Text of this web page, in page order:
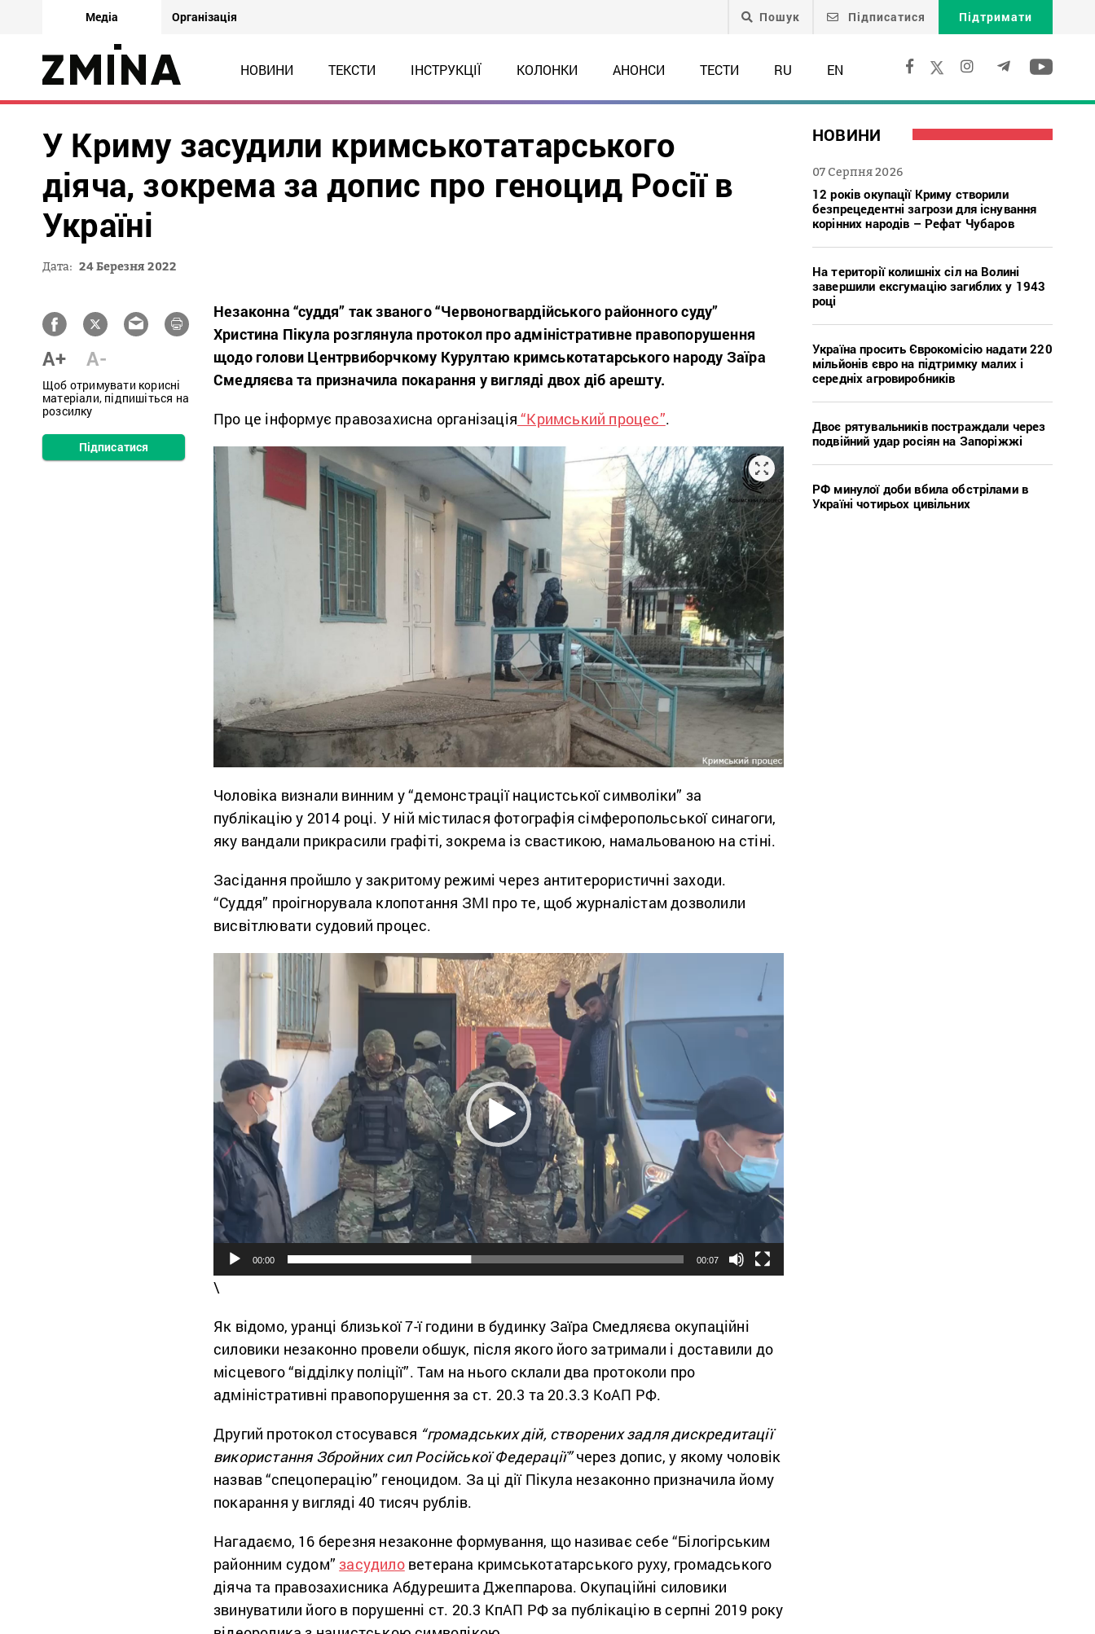
Медіа Організація Пошук Підписатися Підтримати
НОВИНИ ТЕКСТИ ІНСТРУКЦІЇ КОЛОНКИ АНОНСИ ТЕСТИ RU EN
У Криму засудили кримськотатарського
діяча, зокрема за допис про геноцид Росії в
Україні
Дата: 24 Березня 2022
A+ A-
Щоб отримувати корисні
матеріали, підпишіться на
розсилку
Підписатися
Незаконна “суддя” так званого “Червоногвардійського районного суду”
Христина Пікула розглянула протокол про адміністративне правопорушення
щодо голови Центрвиборчкому Курултаю кримськотатарського народу Заїра
Смедляєва та призначила покарання у вигляді двох діб арешту.
Про це інформує правозахисна організація “Кримський процес”.
Чоловіка визнали винним у “демонстрації нацистської символіки” за
публікацію у 2014 році. У ній містилася фотографія сімферопольської синагоги,
яку вандали прикрасили графіті, зокрема із свастикою, намальованою на стіні.
Засідання пройшло у закритому режимі через антитерористичні заходи.
“Суддя” проігнорувала клопотання ЗМІ про те, щоб журналістам дозволили
висвітлювати судовий процес.
Відеопрогравач
00:00 00:07
\
Як відомо, уранці близької 7-ї години в будинку Заїра Смедляєва окупаційні
силовики незаконно провели обшук, після якого його затримали і доставили до
місцевого “відділку поліції”. Там на нього склали два протоколи про
адміністративні правопорушення за ст. 20.3 та 20.3.3 КоАП РФ.
Другий протокол стосувався “громадських дій, створених задля дискредитації
використання Збройних сил Російської Федерації”через допис, у якому чоловік
назвав “спецоперацію” геноцидом. За ці дії Пікула незаконно призначила йому
покарання у вигляді 40 тисяч рублів.
Нагадаємо, 16 березня незаконне формування, що називає себе “Білогірським
районним судом”засудиловетерана кримськотатарського руху, громадського
діяча та правозахисника Абдурешита Джеппарова. Окупаційні силовики
звинуватили його в порушенні ст. 20.3 КпАП РФ за публікацію в серпні 2019 року
НОВИНИ
07 Серпня 2026
12 років окупації Криму створили
безпрецедентні загрози для існування
корінних народів – Рефат Чубаров
На території колишніх сіл на Волині
завершили ексгумацію загиблих у 1943
році
Україна просить Єврокомісію надати 220
мільйонів євро на підтримку малих і
середніх агровиробників
Двоє рятувальників постраждали через
подвійний удар росіян на Запоріжжі
РФ минулої доби вбила обстрілами в
Україні чотирьох цивільних